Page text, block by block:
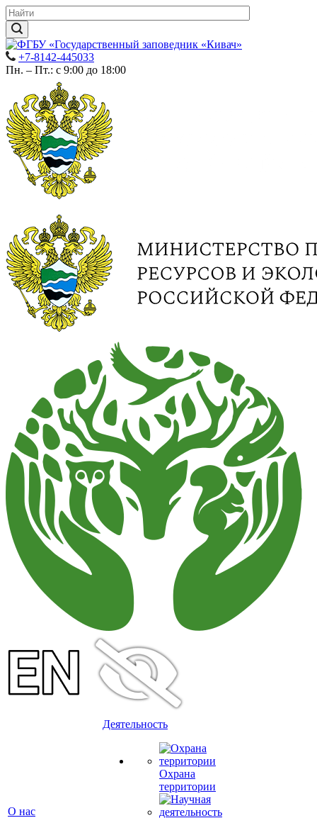
+7-8142-445033
Пн. – Пт.: с 9:00 до 18:00
О нас
Деятельность
Охрана
территории